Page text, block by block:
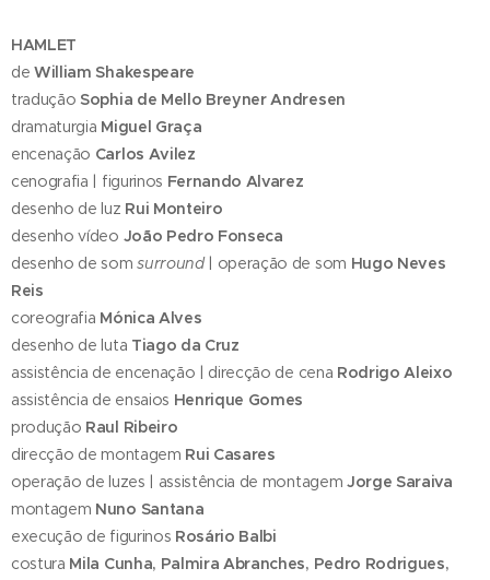
HAMLET
deWilliam Shakespeare
traduçãoSophia de Mello Breyner Andresen
dramaturgia Miguel Graça
encenação Carlos Avilez
cenografia | figurinos Fernando Alvarez
desenho de luz Rui Monteiro
desenho vídeo João Pedro Fonseca
desenho de somsurround| operação de som Hugo Neves
Reis
coreografia Mónica Alves
desenho de luta Tiago da Cruz
assistência de encenação | direcção de cena Rodrigo Aleixo
assistência de ensaios Henrique Gomes
produção Raul Ribeiro
direcção de montagem Rui Casares
operação de luzes | assistência de montagem Jorge Saraiva
montagem Nuno Santana
execução de figurinos Rosário Balbi
costura Mila Cunha, Palmira Abranches, Pedro Rodrigues,